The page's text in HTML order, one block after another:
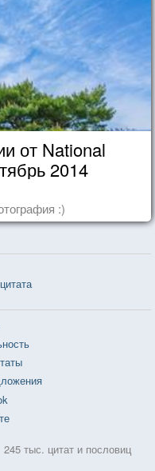
от National
2014
:)
245 тыс. цитат и пословиц